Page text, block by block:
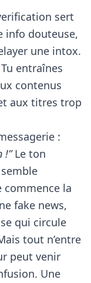
sert
info douteuse,
une intox.
entraînes
contenus
aux titres trop
:
!”Le ton
commence la
fake news,
qui circule
tout n’entre
peut venir
Une